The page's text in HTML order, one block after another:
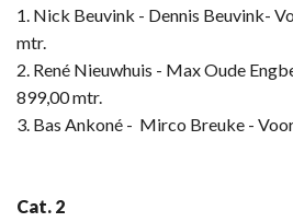
1. Nick Beuvink - Dennis Beuvink-
mtr.
2. René Nieuwhuis - Max Oude
899,00 mtr.
3. Bas Ankoné - Mirco Breuke -
Cat. 2